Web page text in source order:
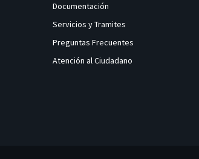
Documentación
Servicios y Tramites
Preguntas Frecuentes
Atención al Ciudadano